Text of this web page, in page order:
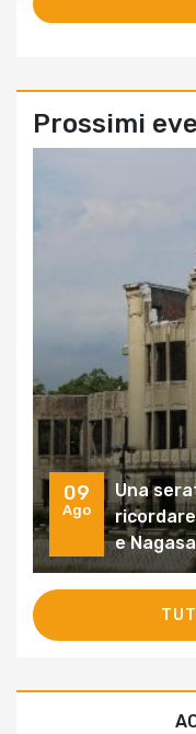
Prossimi
09
Ago
Una
e